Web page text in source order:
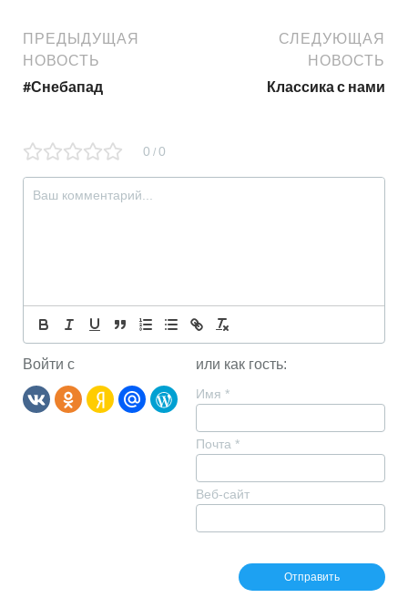
ПРЕДЫДУЩАЯ
НОВОСТЬ
#Снебапад
СЛЕДУЮЩАЯ
НОВОСТЬ
Классика с нами
0 / 0
Войти с или как гость:
Имя *
Почта *
Веб-сайт